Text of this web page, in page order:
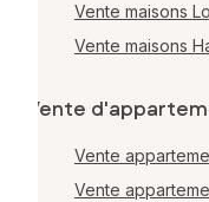
Vente maisons
Vente maisons
Vente
Vente
Vente